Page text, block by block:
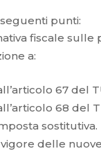
punti:
fiscale
a:
67 del
68 del
sostitutiva.
delle